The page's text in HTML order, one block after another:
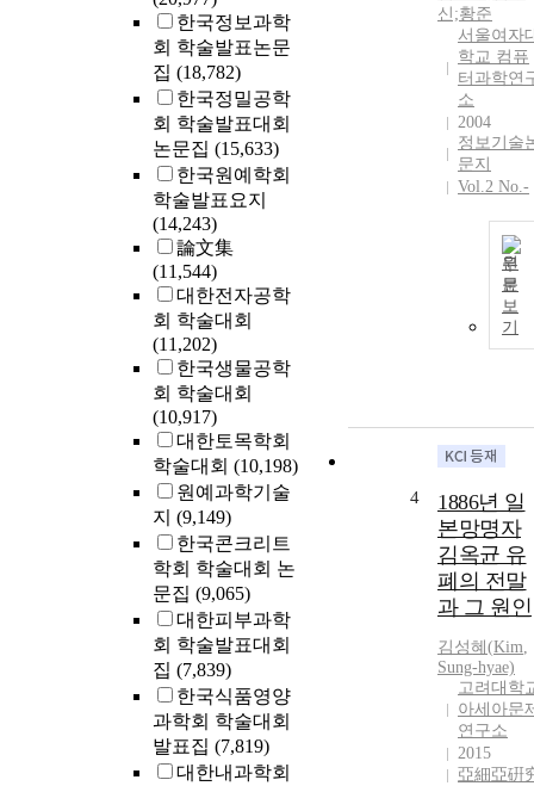
한국정보과학
회 학술발표논문
집 (18,782)
한국정밀공학
회 학술발표대회
논문집 (15,633)
한국원예학회
학술발표요지
(14,243)
論文集
(11,544)
대한전자공학
회 학술대회
(11,202)
한국생물공학
회 학술대회
(10,917)
대한토목학회
학술대회 (10,198)
원예과학기술
지 (9,149)
한국콘크리트
학회 학술대회 논
문집 (9,065)
대한피부과학
회 학술발표대회
집 (7,839)
한국식품영양
과학회 학술대회
발표집 (7,819)
대한내과학회
신;황준
서울여자
학교 컴퓨
터과학연
소
2004
정보기술
문지
Vol.2 No.-
원
문
보
기
4
1886년 일
본망명자
김옥균 유
폐의 전말
과 그 원인
김성혜(Kim,
Sung-hyae)
고려대학
아세아문
연구소
2015
亞細亞硏